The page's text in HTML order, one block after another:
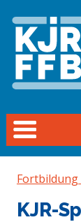
Fortbildung
KJR-